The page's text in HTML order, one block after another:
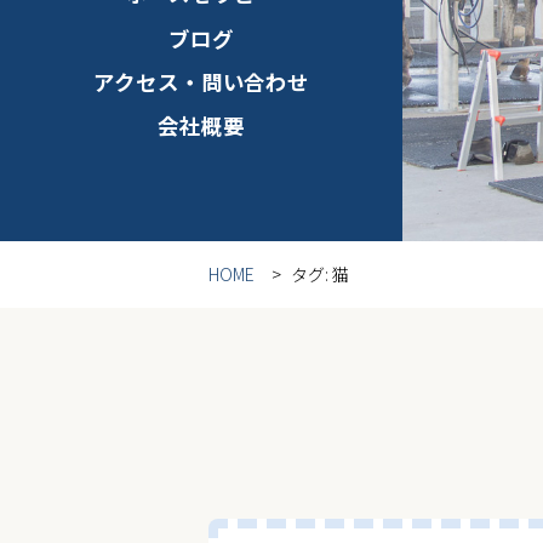
ブログ
アクセス・問い合わせ
会社概要
HOME タグ: 猫